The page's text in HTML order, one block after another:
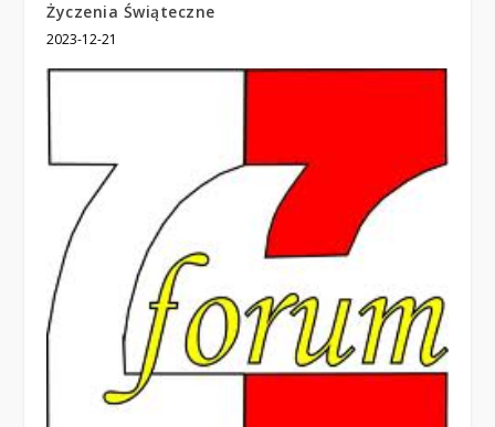
Życzenia Świąteczne
2023-12-21